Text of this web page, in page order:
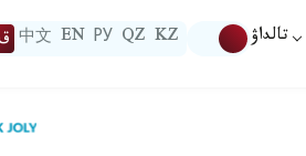
تالداۋ KZ
QZ
РУ
EN
中文